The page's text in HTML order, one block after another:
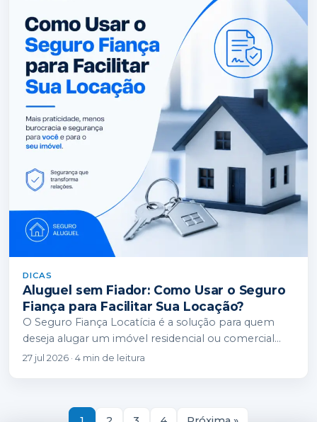
DICAS
Aluguel sem Fiador: Como Usar o Seguro
Fiança para Facilitar Sua Locação?
O Seguro Fiança Locatícia é a solução para quem
deseja alugar um imóvel residencial ou comercial
sem precisar recorrer a um fiador…
27 jul 2026 · 4 min de leitura
Navegação de